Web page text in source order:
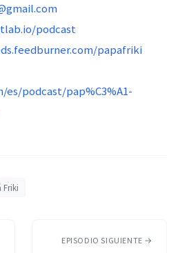
podcast
papafriki
podcast/pap%C3%A1-
Friki
EPISODIO SIGUIENTE →